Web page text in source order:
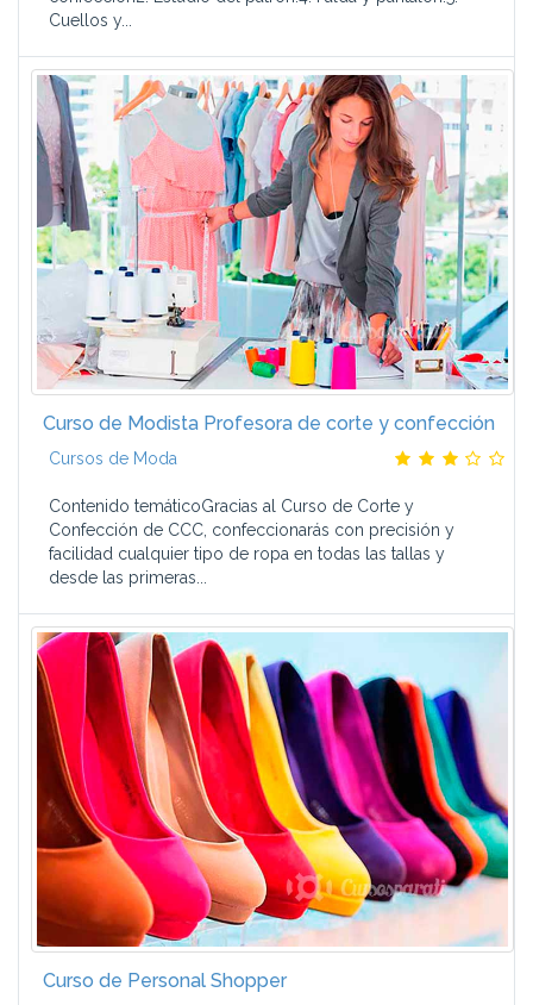
Cuellos y...
Curso de Modista Profesora de corte y confección
Cursos de Moda
Contenido temáticoGracias al Curso de Corte y
Confección de CCC, confeccionarás con precisión y
facilidad cualquier tipo de ropa en todas las tallas y
desde las primeras...
Curso de Personal Shopper